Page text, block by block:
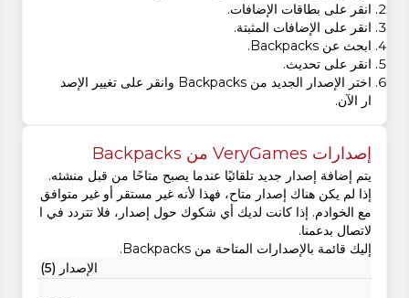
انقر على بطاقات الإضافات.
انقر على الإضافات المثبتة.
ابحث عن Backpacks.
انقر على تحديث.
اختر الإصدار الجديد من Backpacks وانقر على تغيير الإصد
ار الآن.
إصدارات VeryGames من Backpacks
يتم إضافة إصدار جديد تلقائيًا عندما يصبح متاحًا من قبل منشئه.
إذا لم يكن هناك إصدار متاح، فهذا لأنه غير مستقر أو غير متوافق
مع الخوادم. إذا كانت لديك أي شكوك حول إصدار، فلا تتردد في ا
لاتصال بدعمنا.
إليك قائمة بالإصدارات المتاحة من Backpacks.
الإصدار (5)